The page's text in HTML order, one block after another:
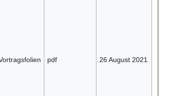
pdf 26 August 2021